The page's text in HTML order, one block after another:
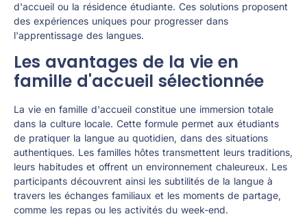
d'accueil ou la résidence étudiante. Ces solutions proposent
des expériences uniques pour progresser dans
l'apprentissage des langues.
Les avantages de la vie en
famille d'accueil sélectionnée
La vie en famille d'accueil constitue une immersion totale
dans la culture locale. Cette formule permet aux étudiants
de pratiquer la langue au quotidien, dans des situations
authentiques. Les familles hôtes transmettent leurs traditions,
leurs habitudes et offrent un environnement chaleureux. Les
participants découvrent ainsi les subtilités de la langue à
travers les échanges familiaux et les moments de partage,
comme les repas ou les activités du week-end.